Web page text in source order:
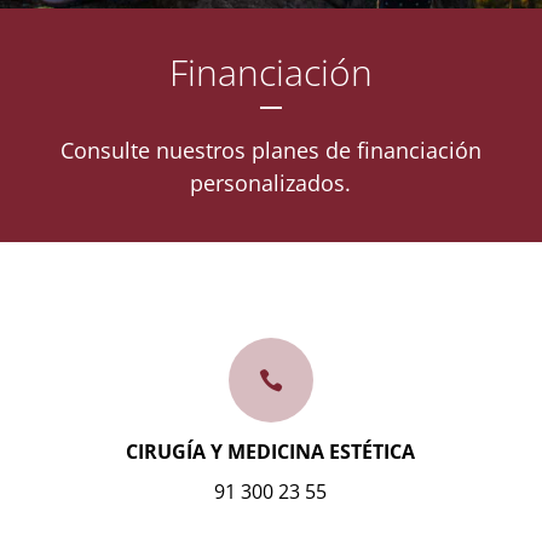
Financiación
Consulte nuestros planes de financiación
personalizados.

CIRUGÍA Y MEDICINA ESTÉTICA
91 300 23 55